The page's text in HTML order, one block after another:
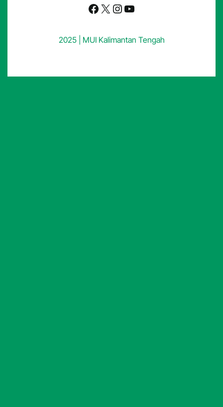
Facebook
X Instagram
YouTube
2025 | MUI Kalimantan Tengah